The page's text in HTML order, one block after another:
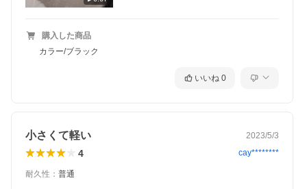
購入した商品
カラー/ブラック
いいね 0
小さくて軽い 2023/5/3
4 cay********
耐久性 ： 普通